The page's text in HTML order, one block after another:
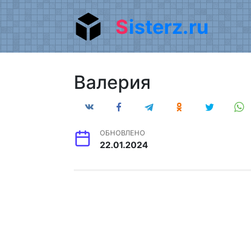
Перейти
к
содержанию
Sisterz.ru
Валерия
ОБНОВЛЕНО
22.01.2024